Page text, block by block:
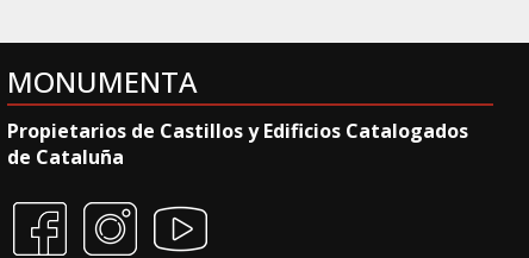
MONUMENTA
Propietarios de Castillos y Edificios Catalogados
de Cataluña